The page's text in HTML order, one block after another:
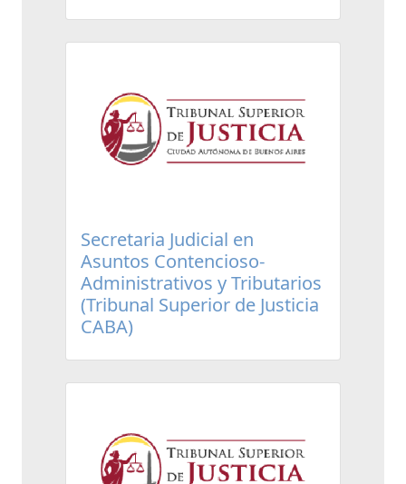
Secretaria Judicial en
Asuntos Contencioso-
Administrativos y Tributarios
(Tribunal Superior de Justicia
CABA)